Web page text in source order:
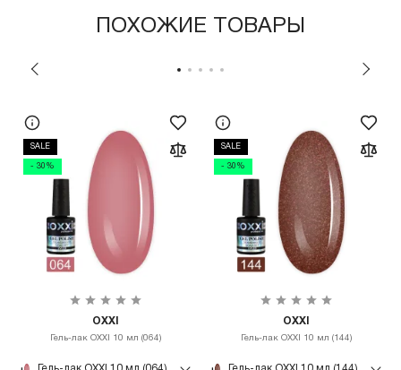
ПОХОЖИЕ ТОВАРЫ
SALE
- 30%
OXXI
Гель-лак OXXI 10 мл (064)
SALE
- 30%
OXXI
Гель-лак OXXI 10 мл (144)